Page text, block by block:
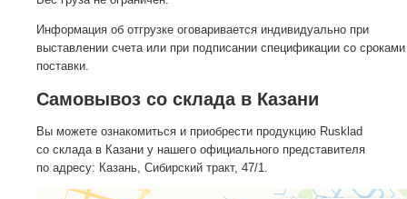
Информация об отгрузке оговаривается индивидуально при
выставлении счета или при подписании спецификации со сроками
поставки.
Самовывоз со склада в Казани
Вы можете ознакомиться и приобрести продукцию Rusklad
со склада в Казани у нашего официального представителя
по адресу: Казань, Сибирский тракт, 47/1.